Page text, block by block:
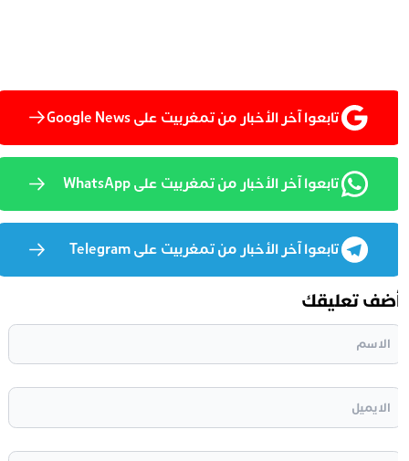
تابعوا آخر الأخبار من تمغربيت على Google News
تابعوا آخر الأخبار من تمغربيت على WhatsApp
تابعوا آخر الأخبار من تمغربيت على Telegram
تعليقك